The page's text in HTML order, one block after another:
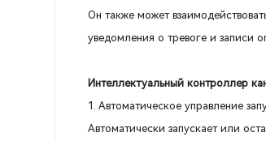
Он также может
уведомления о тревоге и записи
Интеллектуальный контроллер
1. Автоматическое управление
Автоматически запускает или